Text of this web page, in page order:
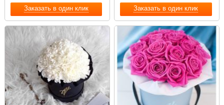
Заказать в один клик Заказать в один клик